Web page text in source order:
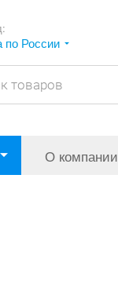
по России
О компании